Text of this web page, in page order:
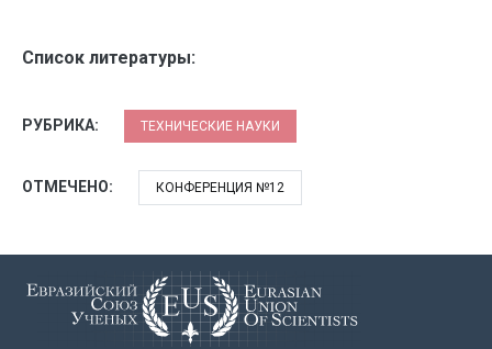
Список литературы:
РУБРИКА: ТЕХНИЧЕСКИЕ НАУКИ
ОТМЕЧЕНО: КОНФЕРЕНЦИЯ №12